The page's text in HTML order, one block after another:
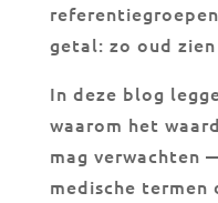
getal: zo oud
In deze blog
waarom het
mag verwachten
medische